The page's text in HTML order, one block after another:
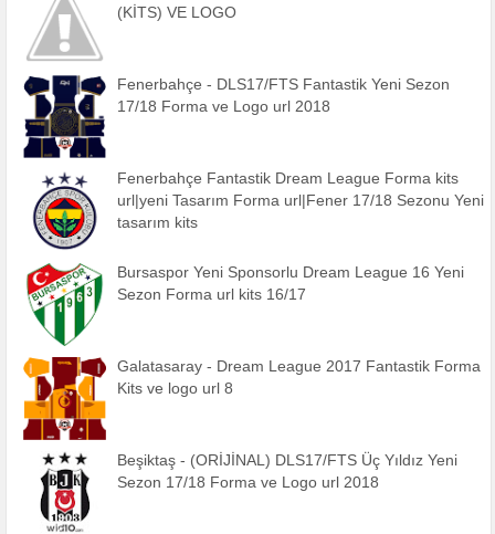
(KİTS) VE LOGO
Fenerbahçe - DLS17/FTS Fantastik Yeni Sezon
17/18 Forma ve Logo url 2018
Fenerbahçe Fantastik Dream League Forma kits
url|yeni Tasarım Forma url|Fener 17/18 Sezonu Yeni
tasarım kits
Bursaspor Yeni Sponsorlu Dream League 16 Yeni
Sezon Forma url kits 16/17
Galatasaray - Dream League 2017 Fantastik Forma
Kits ve logo url 8
Beşiktaş - (ORİJİNAL) DLS17/FTS Üç Yıldız Yeni
Sezon 17/18 Forma ve Logo url 2018